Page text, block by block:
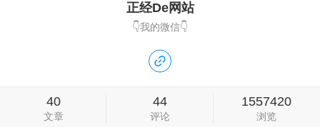
正经De网站
👇我的微信👇
40
文章
44
评论
1557420
浏览